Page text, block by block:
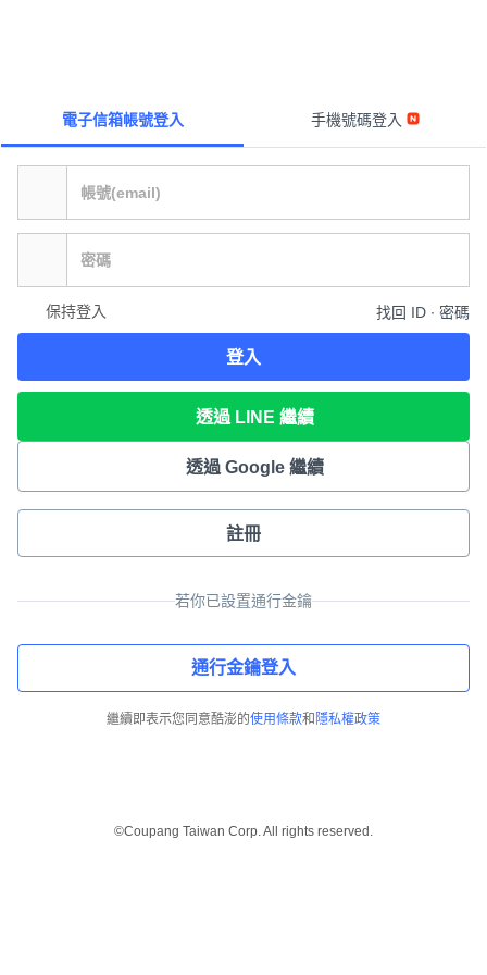
電子信箱帳號登入 手機號碼登入
保持登入 找回 ID ∙ 密碼
登入
透過 LINE 繼續
透過 Google 繼續
註冊
若你已設置通行金鑰
通行金鑰登入
繼續即表示您同意酷澎的使用條款和 隱私權政策
©Coupang Taiwan Corp. All rights reserved.